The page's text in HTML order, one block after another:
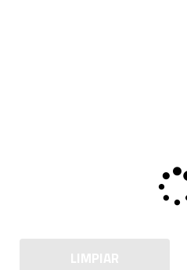
LIMPIAR